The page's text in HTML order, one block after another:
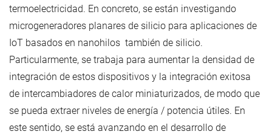
termoelectricidad. En concreto, se están investigando
microgeneradores planares de silicio para aplicaciones de
IoT basados en nanohilos también de silicio.
Particularmente, se trabaja para aumentar la densidad de
integración de estos dispositivos y la integración exitosa
de intercambiadores de calor miniaturizados, de modo que
se pueda extraer niveles de energía / potencia útiles. En
este sentido, se está avanzando en el desarrollo de